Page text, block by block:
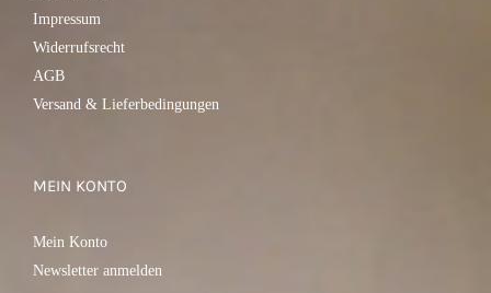
Impressum
Widerrufsrecht
AGB
Versand & Lieferbedingungen
MEIN KONTO
Mein Konto
Newsletter anmelden